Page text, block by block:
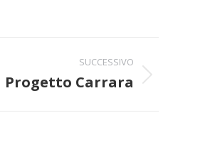
SUCCESSIVO
Progetto Carrara